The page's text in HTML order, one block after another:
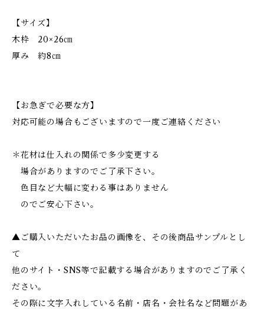
【サイズ】
木枠 20×26㎝
厚み 約8㎝
【お急ぎで必要な方】
対応可能の場合もございますので一度ご連絡ください
＊花材は仕入れの関係で多少変更する
場合がありますのでご了承下さい。
色目など大幅に変わる事はありません
のでご安心下さい。
▲ご購入いただいたお品の画像を、その後商品サンプルとし
て
他のサイト・SNS等で記載する場合がありますのでご了承く
ださい。
その際に文字入れしている名前・店名・会社名など問題があ